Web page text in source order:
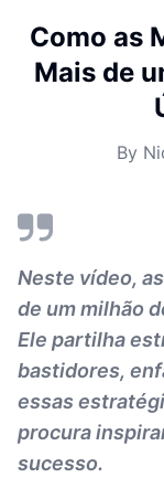
Como as
Mais de
By
Neste vídeo,
de um milhão
Ele partilha
bastidores,
essas
procura
sucesso.